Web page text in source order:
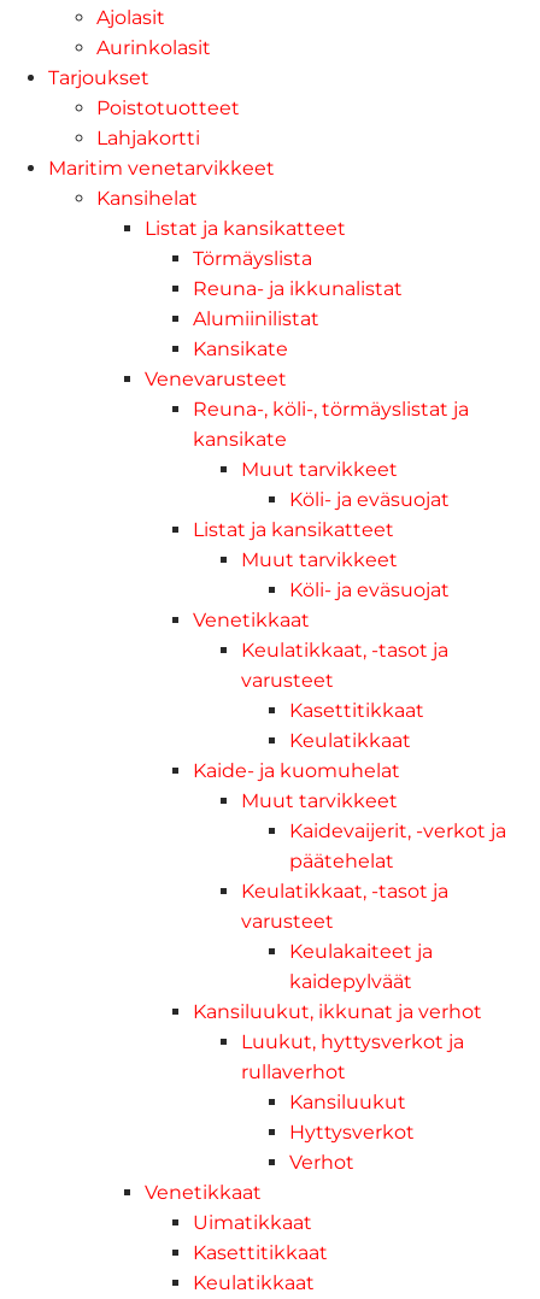
Ajolasit
Aurinkolasit
Tarjoukset
Poistotuotteet
Lahjakortti
Maritim venetarvikkeet
Kansihelat
Listat ja kansikatteet
Törmäyslista
Reuna- ja ikkunalistat
Alumiinilistat
Kansikate
Venevarusteet
Reuna-, köli-, törmäyslistat ja
kansikate
Muut tarvikkeet
Köli- ja eväsuojat
Listat ja kansikatteet
Muut tarvikkeet
Köli- ja eväsuojat
Venetikkaat
Keulatikkaat, -tasot ja
varusteet
Kasettitikkaat
Keulatikkaat
Kaide- ja kuomuhelat
Muut tarvikkeet
Kaidevaijerit, -verkot ja
päätehelat
Keulatikkaat, -tasot ja
varusteet
Keulakaiteet ja
kaidepylväät
Kansiluukut, ikkunat ja verhot
Luukut, hyttysverkot ja
rullaverhot
Kansiluukut
Hyttysverkot
Verhot
Venetikkaat
Uimatikkaat
Kasettitikkaat
Keulatikkaat